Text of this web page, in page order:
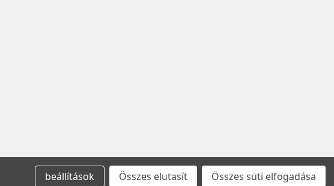
beállítások Összes elutasít Összes süti elfogadása